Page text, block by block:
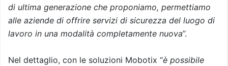
di ultima generazione che proponiamo, permettiamo
alle aziende di offrire servizi di sicurezza del luogo di
lavoro in una modalità completamente nuova”.
Nel dettaglio, con le soluzioni Mobotix “è possibile